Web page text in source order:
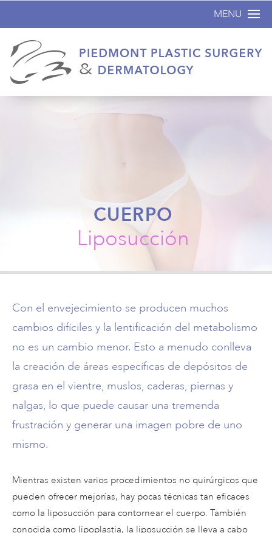
MENU
CUERPO
Liposucción
Con el envejecimiento se producen muchos
cambios difíciles y la lentificación del metabolismo
no es un cambio menor. Esto a menudo conlleva
la creación de áreas específicas de depósitos de
grasa en el vientre, muslos, caderas, piernas y
nalgas, lo que puede causar una tremenda
frustración y generar una imagen pobre de uno
mismo.
Mientras existen varios procedimientos no quirúrgicos que
pueden ofrecer mejorías, hay pocas técnicas tan eficaces
como la liposucción para contornear el cuerpo. También
conocida como lipoplastia, la liposucción se lleva a cabo
Inicio